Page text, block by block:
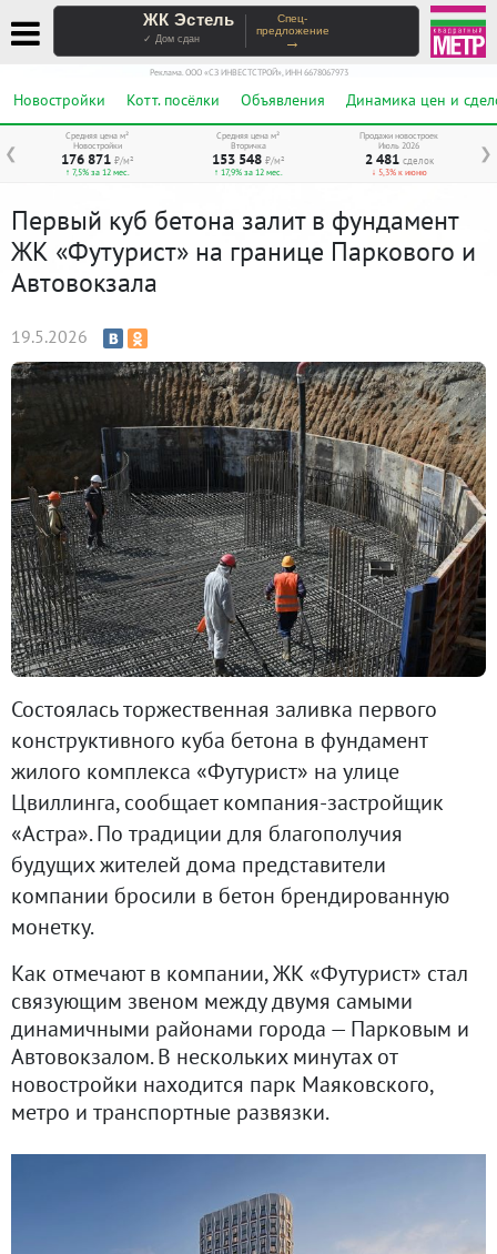
ЖК Эстель
✓ Дом сдан
Спец-
предложение
→
Реклама. ООО «СЗ ИНВЕСТСТРОЙ», ИНН 6678067973
Новостройки Котт. посёлки Объявления Динамика цен и
❮ ❯
Средняя цена м²
Новостройки
176 871 ₽/м²
↑ 7,5% за 12 мес.
Средняя цена м²
Вторичка
153 548 ₽/м²
↑ 17,9% за 12 мес.
Продажи новостроек
Июль 2026
2 481 сделок
↓ 5,3% к июню
Первый куб бетона залит в фундамент
ЖК «Футурист» на границе Паркового и
Автовокзала
19.5.2026
Состоялась торжественная заливка первого
конструктивного куба бетона в фундамент
жилого комплекса «Футурист» на улице
Цвиллинга, сообщает компания-застройщик
«Астра». По традиции для благополучия
будущих жителей дома представители
компании бросили в бетон брендированную
монетку.
Как отмечают в компании, ЖК «Футурист» стал
связующим звеном между двумя самыми
динамичными районами города — Парковым и
Автовокзалом. В нескольких минутах от
новостройки находится парк Маяковского,
метро и транспортные развязки.